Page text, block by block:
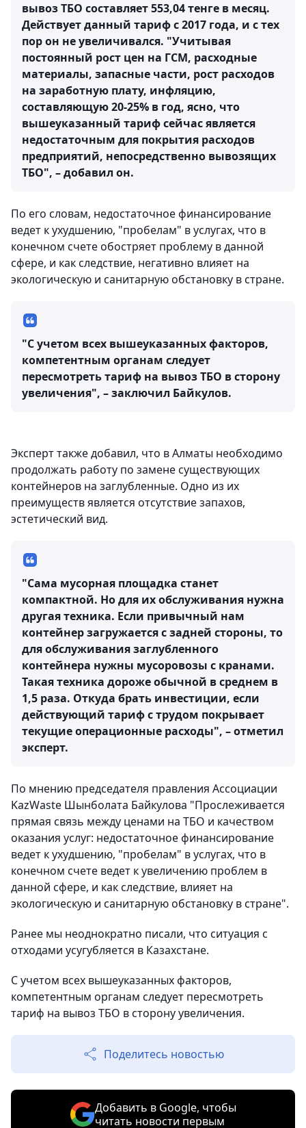
вывоз ТБО составляет 553,04 тенге в месяц.
Действует данный тариф с 2017 года, и с тех
пор он не увеличивался. "Учитывая
постоянный рост цен на ГСМ, расходные
материалы, запасные части, рост расходов
на заработную плату, инфляцию,
составляющую 20-25% в год, ясно, что
вышеуказанный тариф сейчас является
недостаточным для покрытия расходов
предприятий, непосредственно вывозящих
ТБО", – добавил он.
По его словам, недостаточное финансирование
ведет к ухудшению, "пробелам" в услугах, что в
конечном счете обостряет проблему в данной
сфере, и как следствие, негативно влияет на
экологическую и санитарную обстановку в стране.
"С учетом всех вышеуказанных факторов,
компетентным органам следует
пересмотреть тариф на вывоз ТБО в сторону
увеличения", – заключил Байкулов.
Эксперт также добавил, что в Алматы необходимо
продолжать работу по замене существующих
контейнеров на заглубленные. Одно из их
преимуществ является отсутствие запахов,
эстетический вид.
"Сама мусорная площадка станет
компактной. Но для их обслуживания нужна
другая техника. Если привычный нам
контейнер загружается с задней стороны, то
для обслуживания заглубленного
контейнера нужны мусоровозы с кранами.
Такая техника дороже обычной в среднем в
1,5 раза. Откуда брать инвестиции, если
действующий тариф с трудом покрывает
текущие операционные расходы", – отметил
эксперт.
По мнению председателя правления Ассоциации
KazWaste Шынболата Байкулова "Прослеживается
прямая связь между ценами на ТБО и качеством
оказания услуг: недостаточное финансирование
ведет к ухудшению, "пробелам" в услугах, что в
конечном счете ведет к увеличению проблем в
данной сфере, и как следствие, влияет на
экологическую и санитарную обстановку в стране".
Ранее мы неоднократно писали, что ситуация с
отходами усугубляется в Казахстане.
С учетом всех вышеуказанных факторов,
компетентным органам следует пересмотреть
тариф на вывоз ТБО в сторону увеличения.
Поделитесь новостью
Добавить в Google, чтобы
читать новости первым